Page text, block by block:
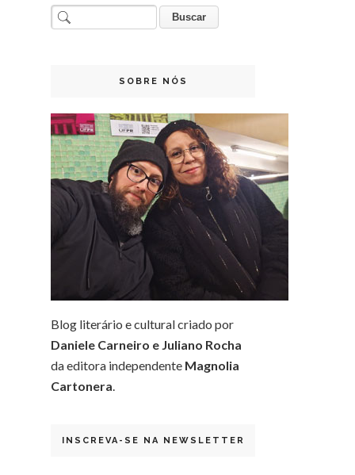
SOBRE NÓS
Blog literário e cultural criado por
Daniele Carneiro e Juliano Rocha
da editora independente Magnolia
Cartonera.
INSCREVA-SE NA NEWSLETTER